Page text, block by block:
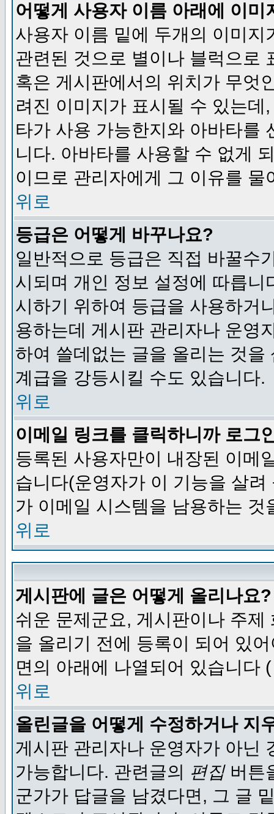
어떻게 사용자 이름 아래에 이미
사용자 이름 밑에 두개의 이미
관련된 것으로 별이나 블럭으로
혹은 게시판에서의 위치가 무엇
려진 이미지가 표시될 수 있는
타가 사용 가능한지와 아바타를
니다. 아바타를 사용할 수 없게
이므로 관리자에게 그 이유를 물
위로
등급은 어떻게 바꾸나요?
일반적으로 등급은 직접 바꿀수
시되며 개인 정보 설정에 따릅
시하기 위하여 등급을 사용하거
용하는데 게시판 관리자나 운영
하여 쓸데없는 글을 올리는 것
계급을 강등시킬 수도 있습니다.
위로
이메일 링크를 클릭하니까 로그
등록된 사용자만이 내장된 이메
습니다(운영자가 이 기능을 살
가 이메일 시스템을 남용하는 것
위로
게시판에 글은 어떻게 올리나요?
쉬운 문제군요, 게시판이나 주
을 올리기 전에 등록이 되어 있
면의 아래에 나열되어 있습니다 (
위로
올린글을 어떻게 수정하거나 지
게시판 관리자나 운영자가 아닌
가능합니다. 관련글의 편집버튼
군가가 답글을 남겼다면, 그 글